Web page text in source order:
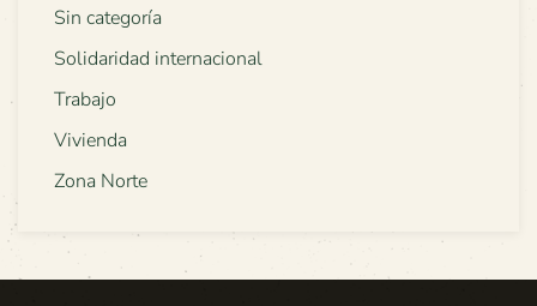
Sin categoría
Solidaridad internacional
Trabajo
Vivienda
Zona Norte